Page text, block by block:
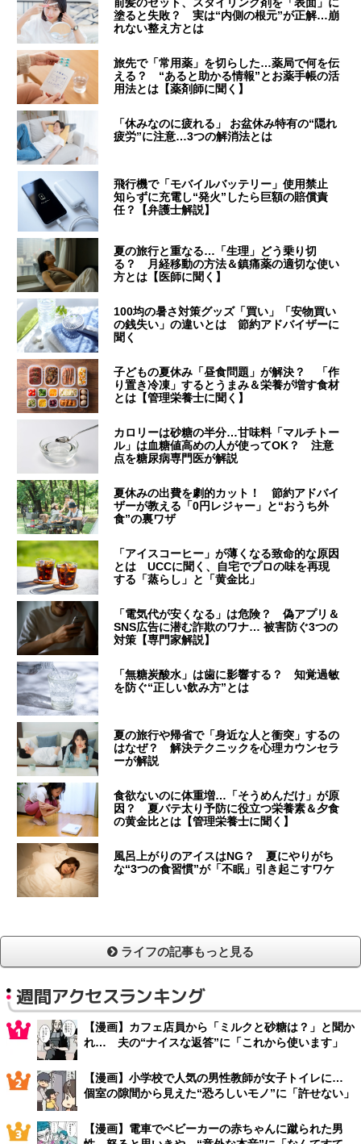
前髪のセット、スタイリング剤を「表面」に
塗ると失敗？ 実は“内側の根元”が正解…崩
れない整え方とは
旅先で「常用薬」を切らした…薬局で何を伝
える？ “あると助かる情報”とお薬手帳の活
用法とは【薬剤師に聞く】
「休みなのに疲れる」 お盆休み特有の“隠れ
疲労”に注意…3つの解消法とは
飛行機で「モバイルバッテリー」使用禁止
知らずに充電し“発火”したら巨額の賠償責
任？【弁護士解説】
夏の旅行と重なる…「生理」どう乗り切
る？ 月経移動の方法＆鎮痛薬の適切な使い
方とは【医師に聞く】
100均の暑さ対策グッズ「買い」「安物買い
の銭失い」の違いとは 節約アドバイザーに
聞く
子どもの夏休み「昼食問題」が解決？ 「作
り置き冷凍」するとうまみ＆栄養が増す食材
とは【管理栄養士に聞く】
カロリーは砂糖の半分…甘味料「マルチトー
ル」は血糖値高めの人が使ってOK？ 注意
点を糖尿病専門医が解説
夏休みの出費を劇的カット！ 節約アドバイ
ザーが教える「0円レジャー」と“おうち外
食”の裏ワザ
「アイスコーヒー」が薄くなる致命的な原因
とは UCCに聞く、自宅でプロの味を再現
する「蒸らし」と「黄金比」
「電気代が安くなる」は危険？ 偽アプリ＆
SNS広告に潜む詐欺のワナ… 被害防ぐ3つの
対策【専門家解説】
「無糖炭酸水」は歯に影響する？ 知覚過敏
を防ぐ“正しい飲み方”とは
夏の旅行や帰省で「身近な人と衝突」するの
はなぜ？ 解決テクニックを心理カウンセラ
ーが解説
食欲ないのに体重増…「そうめんだけ」が原
因？ 夏バテ太り予防に役立つ栄養素＆夕食
の黄金比とは【管理栄養士に聞く】
風呂上がりのアイスはNG？ 夏にやりがち
な“3つの食習慣”が「不眠」引き起こすワケ
ライフの記事もっと見る
週間アクセスランキング
【漫画】カフェ店員から「ミルクと砂糖は？」と聞か
れ… 夫の“ナイスな返答”に「これから使います」
【漫画】小学校で人気の男性教師が女子トイレに…
個室の隙間から見えた“恐ろしいモノ”に「許せない」
【漫画】電車でベビーカーの赤ちゃんに蹴られた男